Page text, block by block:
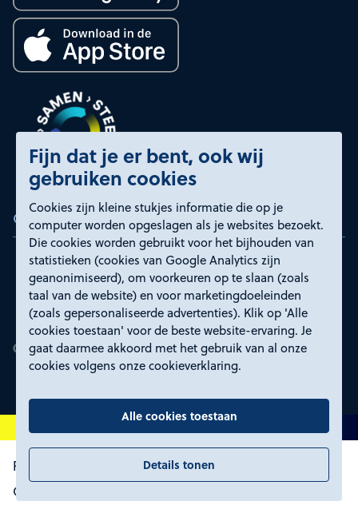
Fijn dat je er bent, ook wij
gebruiken cookies
Cookies zijn kleine stukjes informatie die op je
computer worden opgeslagen als je websites bezoekt.
Die cookies worden gebruikt voor het bijhouden van
statistieken (cookies van Google Analytics zijn
geanonimiseerd), om voorkeuren op te slaan (zoals
taal van de website) en voor marketingdoeleinden
(zoals gepersonaliseerde advertenties). Klik op 'Alle
cookies toestaan' voor de beste website-ervaring. Je
gaat daarmee akkoord met het gebruik van al onze
cookies volgens onze cookieverklaring.
Alle cookies toestaan
Details tonen
Certificeringen
Proclaimer en toegankelijkheid
Privacyverklaring
Certificeringen